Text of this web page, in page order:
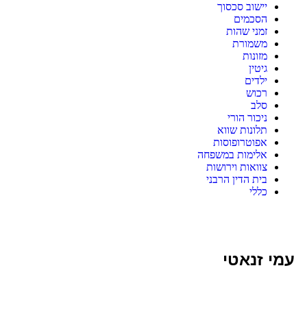
יישוב סכסוך
הסכמים
זמני שהות
משמורת
מזונות
גיטין
ילדים
רכוש
סלב
ניכור הורי
תלונות שווא
אפוטרופוסות
אלימות במשפחה
צוואות וירושות
בית הדין הרבני
כללי
עמי זנאטי